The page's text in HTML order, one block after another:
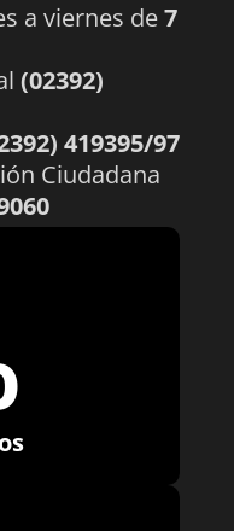
a viernes de7
(02392)
419395/97
Ciudadana